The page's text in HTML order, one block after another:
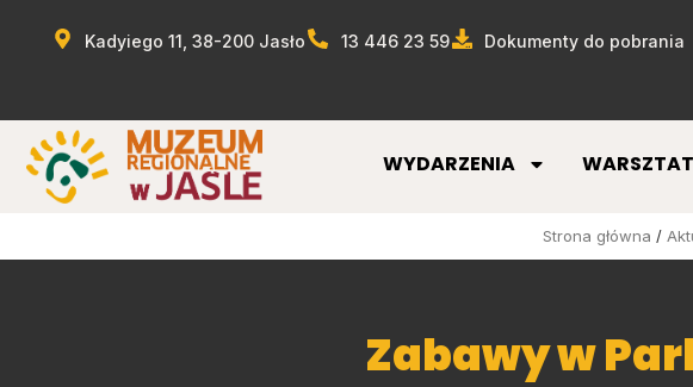
Kadyiego 11, 38-200 Jasło 13 446 23 59 Dokumenty do pobrania
WYDARZENIA
Strona główna /
Zabawy w